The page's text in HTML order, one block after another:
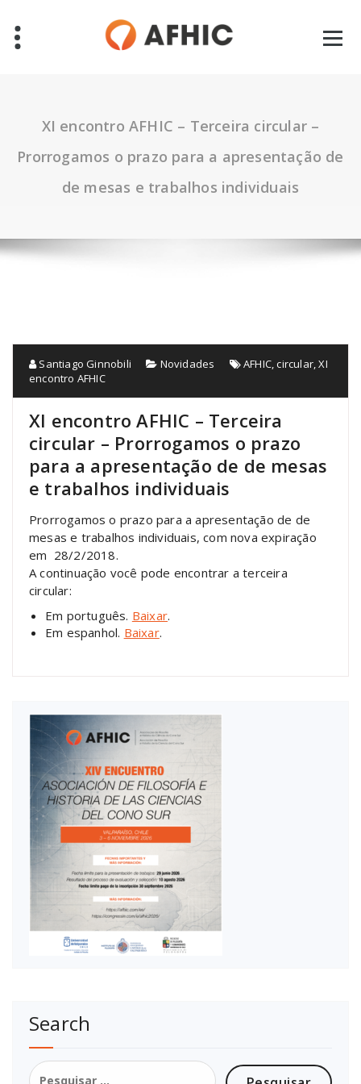
para
XI encontro AFHIC – Terceira circular –
Prorrogamos o prazo para a apresentação de
de mesas e trabalhos individuais
Santiago Ginnobili Novidades AFHIC ,circular ,XI
encontro AFHIC
XI encontro AFHIC – Terceira
circular – Prorrogamos o prazo
para a apresentação de de mesas
e trabalhos individuais
Prorrogamoso prazo para a apresentação de de
mesas e trabalhos individuais, com nova expiração
em 28/2/2018.
A continuação você pode encontrar a terceira
circular:
Em português. Baixar.
Em espanhol. Baixar.
Search
Pesquisar